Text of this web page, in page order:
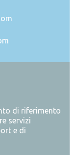
di riferimento
servizi
e di